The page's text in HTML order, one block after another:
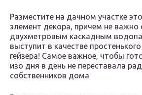
Разместите на дачном участке
элемент декора, причем не важно
двухметровым каскадным
выступит в качестве
гейзера! Самое важное, чтобы
изо дня в день не переставала
собственников дома